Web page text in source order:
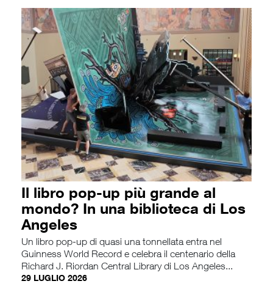
Il libro pop-up più grande al
mondo? In una biblioteca di Los
Angeles
Un libro pop-up di quasi una tonnellata entra nel
Guinness World Record e celebra il centenario della
Richard J. Riordan Central Library di Los Angeles...
29 LUGLIO 2026